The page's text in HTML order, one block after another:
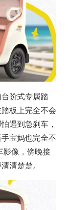
阶式专属踏
板上完全不会
遇到急刹车，
宝妈也完全不
影像，傍晚接
清楚楚。